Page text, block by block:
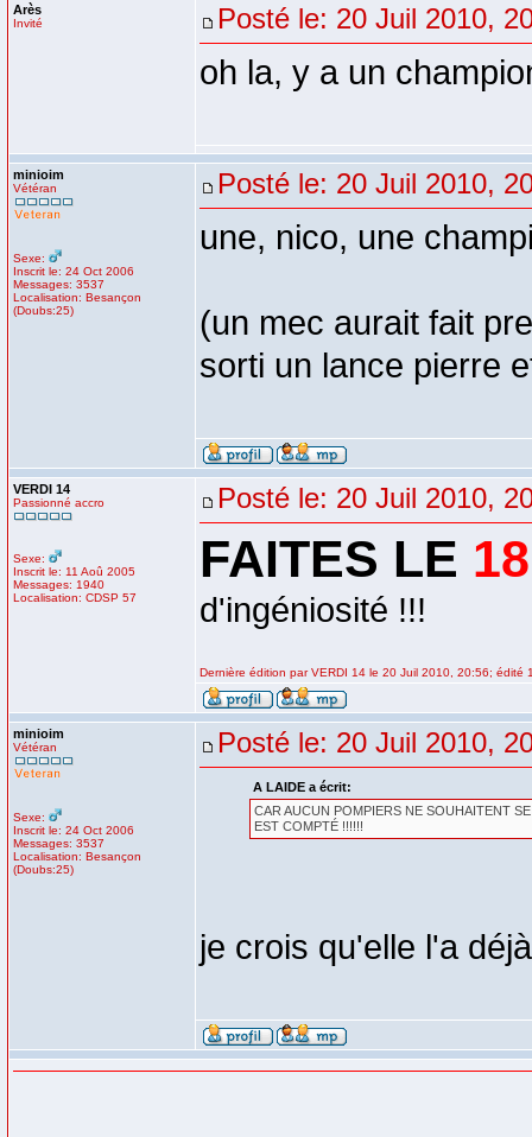
Arès
Invité Posté le: 20 Juil 2010,
oh la, y a un
minioim
Vétéran
Sexe:
Inscrit le: 24 Oct 2006
Messages: 3537
Localisation: Besançon
(Doubs:25)
Posté le: 20 Juil 2010,
une, nico, une
(un mec aurait fait
sorti un lance pierre
VERDI 14
Passionné accro
Sexe:
Inscrit le: 11 Aoû 2005
Messages: 1940
Localisation: CDSP 57
Posté le: 20 Juil 2010,
FAITES LE 18
d'ingéniosité !!!
Dernière édition par VERDI 14 le 20 Juil 2010, 20:56; édité
minioim
Vétéran
Sexe:
Inscrit le: 24 Oct 2006
Messages: 3537
Localisation: Besançon
(Doubs:25)
Posté le: 20 Juil 2010,
A LAIDE a écrit:
CAR AUCUN POMPIERS NE SOUHAITENT
EST COMPTÉ !!!!!!
je crois qu'elle l'a